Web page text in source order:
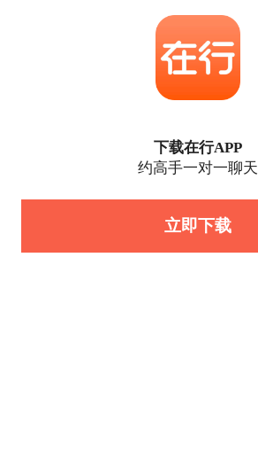
下载在行APP
约高手一对一聊天
立即下载